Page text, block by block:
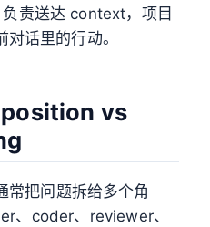
责送达 context，项目
话里的行动。
vs
把问题拆给多个角
、coder、reviewer、